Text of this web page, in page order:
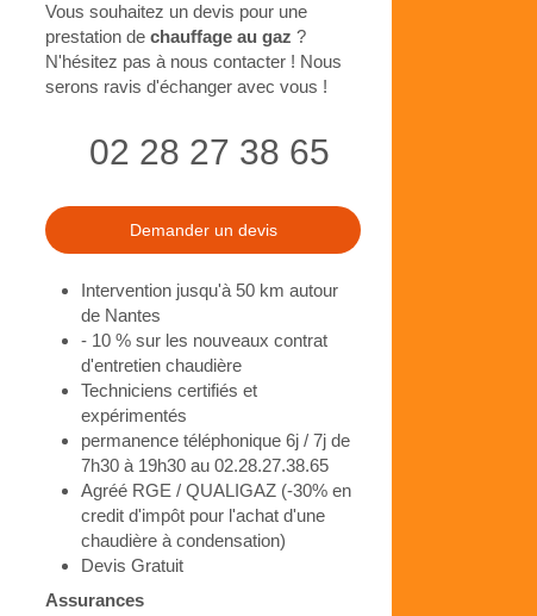
Vous souhaitez un devis pour une
prestation de chauffage au gaz ?
N'hésitez pas à nous contacter ! Nous
serons ravis d'échanger avec vous !
02 28 27 38 65
Demander un devis
Intervention jusqu'à 50 km autour
de Nantes
- 10 % sur les nouveaux contrat
d'entretien chaudière
Techniciens certifiés et
expérimentés
permanence téléphonique 6j / 7j de
7h30 à 19h30 au 02.28.27.38.65
Agréé RGE / QUALIGAZ (-30% en
credit d'impôt pour l'achat d'une
chaudière à condensation)
Devis Gratuit
Assurances